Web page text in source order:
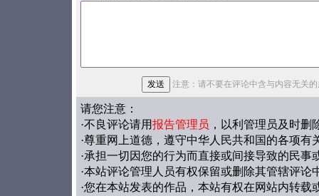
注意：请不要在评论中含与内容无关
请您注意：
·不良评论请用报告管理员 ，以利管理员及时删
·尊重网上道德，遵守中华人民共和国的各项有
·承担一切因您的行为而直接或间接导致的民事
·本站评论管理人员有权保留或删除其管辖评论
·您在本站发表的作品，本站有权在网站内转载